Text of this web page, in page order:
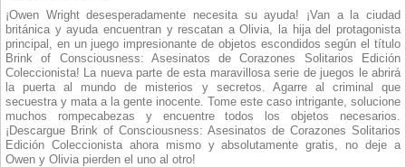
¡Owen Wright desesperadamente necesita su ayuda! ¡Van a la ciudad
británica y ayuda encuentran y rescatan a Olivia, la hija del protagonista
principal, en un juego impresionante de objetos escondidos según el título
Brink of Consciousness: Asesinatos de Corazones Solitarios Edición
Coleccionista! La nueva parte de esta maravillosa serie de juegos le abrirá
la puerta al mundo de misterios y secretos. Agarre al criminal que
secuestra y mata a la gente inocente. Tome este caso intrigante, solucione
muchos rompecabezas y encuentre todos los objetos necesarios.
¡Descargue Brink of Consciousness: Asesinatos de Corazones Solitarios
Edición Coleccionista ahora mismo y absolutamente gratis, no deje a
Owen y Olivia pierden el uno al otro!